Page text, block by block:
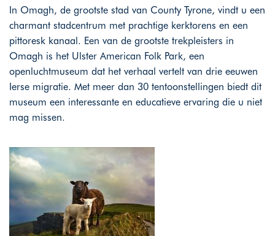
In Omagh, de grootste stad van County Tyrone, vindt u een
charmant stadcentrum met prachtige kerktorens en een
pittoresk kanaal. Een van de grootste trekpleisters in
Omagh is het Ulster American Folk Park, een
openluchtmuseum dat het verhaal vertelt van drie eeuwen
Ierse migratie. Met meer dan 30 tentoonstellingen biedt dit
museum een interessante en educatieve ervaring die u niet
mag missen.